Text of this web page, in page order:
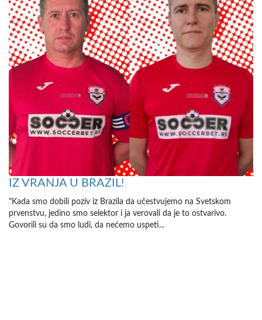
IZ VRANJA U BRAZIL!
"Kada smo dobili poziv iz Brazila da učestvujemo na Svetskom
prvenstvu, jedino smo selektor i ja verovali da je to ostvarivo.
Govorili su da smo ludi, da nećemo uspeti...